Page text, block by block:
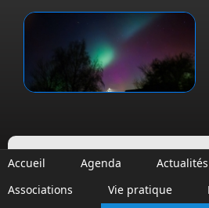
Accueil Agenda Actualités
Associations
Vie pratique